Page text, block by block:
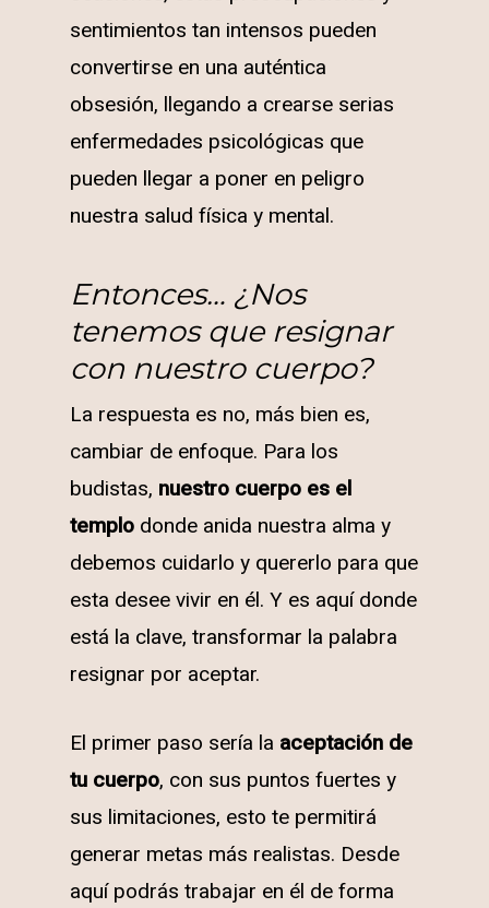
sentimientos tan intensos pueden
convertirse en una auténtica
obsesión, llegando a crearse serias
enfermedades psicológicas que
pueden llegar a poner en peligro
nuestra salud física y mental.
Entonces… ¿Nos
tenemos que resignar
con nuestro cuerpo?
La respuesta es no, más bien es,
cambiar de enfoque. Para los
budistas, nuestro cuerpo es el
templo donde anida nuestra alma y
debemos cuidarlo y quererlo para que
esta desee vivir en él. Y es aquí donde
está la clave, transformar la palabra
resignar por aceptar.
El primer paso sería la aceptación de
tu cuerpo, con sus puntos fuertes y
sus limitaciones, esto te permitirá
generar metas más realistas. Desde
aquí podrás trabajar en él de forma